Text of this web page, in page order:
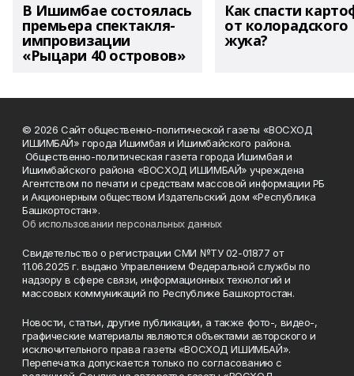
В Ишимбае состоялась
премьера спектакля-
импровизации
«Рыцари 40 островов»
Как спасти
от колорадского
жука?
© 2026 Сайт общественно-политической газеты «ВОСХОД
ИШИМБАЙ» города Ишимбая и Ишимбайского района.
Общественно-политическая газета города Ишимбая и
Ишимбайского района «ВОСХОД ИШИМБАЙ» учреждена
Агентством по печати и средствам массовой информации РБ
и Акционерным обществом Издательский дом «Республика
Башкортостан».
Об использовании персональных данных
Свидетельство о регистрации СМИ №ТУ 02-01877 от
11.06.2025 г. выдано Управлением Федеральной службы по
надзору в сфере связи, информационных технологий и
массовых коммуникаций по Республике Башкортостан.
Новости, статьи, другие публикации, а также фото-, видео-,
графические материалы являются объектами авторского и
исключительного права газеты «ВОСХОД ИШИМБАЙ».
Перепечатка допускается только по согласованию с